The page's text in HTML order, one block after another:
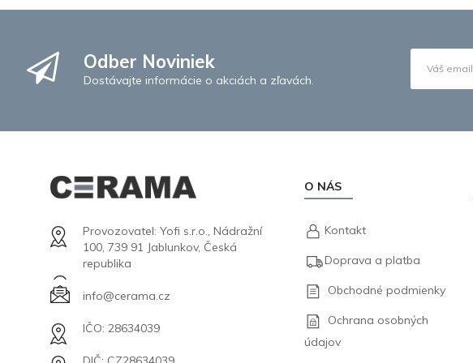
Odber Noviniek
Dostávajte informácie o akciách a zľavách.
Provozovatel: Yofi s.r.o., Nádražní
100, 739 91 Jablunkov, Česká
republika
info@cerama.cz
IČO: 28634039
O NÁS
Kontakt
Doprava a platba
Obchodné podmienky
Ochrana osobných
údajov